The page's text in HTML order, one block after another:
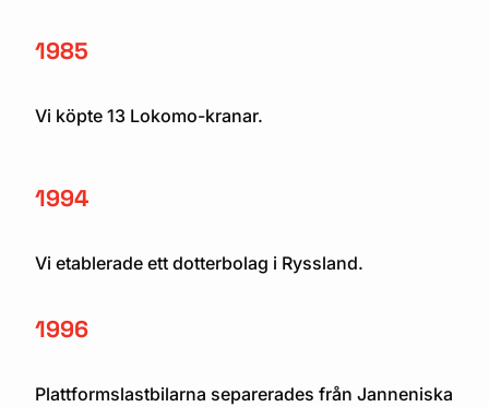
1985
Vi köpte 13 Lokomo-kranar.
1994
Vi etablerade ett dotterbolag i Ryssland.
1996
Plattformslastbilarna separerades från Janneniska